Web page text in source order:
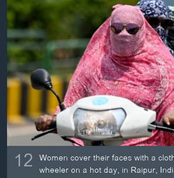
12 Women cover their faces with a
wheeler on a hot day, in Raipur,